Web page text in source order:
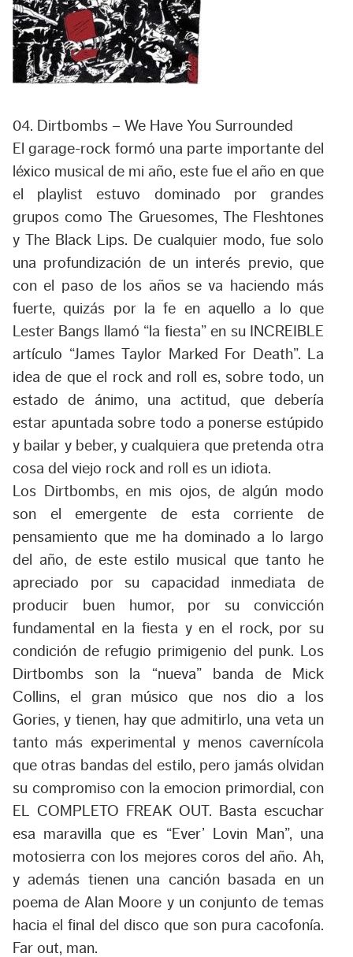
04. Dirtbombs – We Have You Surrounded
El garage-rock formó una parte importante del
léxico musical de mi año, este fue el año en que
el playlist estuvo dominado por grandes
grupos como The Gruesomes, The Fleshtones
y The Black Lips. De cualquier modo, fue solo
una profundización de un interés previo, que
con el paso de los años se va haciendo más
fuerte, quizás por la fe en aquello a lo que
Lester Bangs llamó “la fiesta” en su INCREIBLE
artículo “James Taylor Marked For Death”. La
idea de que el rock and roll es, sobre todo, un
estado de ánimo, una actitud, que debería
estar apuntada sobre todo a ponerse estúpido
y bailar y beber, y cualquiera que pretenda otra
cosa del viejo rock and roll es un idiota.
Los Dirtbombs, en mis ojos, de algún modo
son el emergente de esta corriente de
pensamiento que me ha dominado a lo largo
del año, de este estilo musical que tanto he
apreciado por su capacidad inmediata de
producir buen humor, por su convicción
fundamental en la fiesta y en el rock, por su
condición de refugio primigenio del punk. Los
Dirtbombs son la “nueva” banda de Mick
Collins, el gran músico que nos dio a los
Gories, y tienen, hay que admitirlo, una veta un
tanto más experimental y menos cavernícola
que otras bandas del estilo, pero jamás olvidan
su compromiso con la emocion primordial, con
EL COMPLETO FREAK OUT. Basta escuchar
esa maravilla que es “Ever’ Lovin Man”, una
motosierra con los mejores coros del año. Ah,
y además tienen una canción basada en un
poema de Alan Moore y un conjunto de temas
hacia el final del disco que son pura cacofonía.
Far out, man.